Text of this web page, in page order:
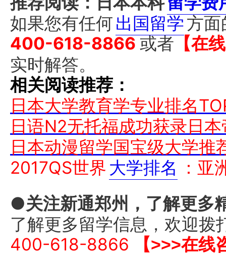
如果您有任何 出国留学方面
400-618-8866 或者 【在
实时解答。
相关阅读推荐：
日本大学教育学专业排名
日语N2无托福成功获录日
日本动漫留学国宝级大学推
2017QS世界 大学排名
：亚
●关注新通郑州，了解更多
了解更多留学信息，欢迎拨
400-618-8866
【>>>在